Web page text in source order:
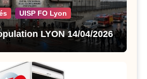
UISP FO Lyon
LYON 14/04/2026